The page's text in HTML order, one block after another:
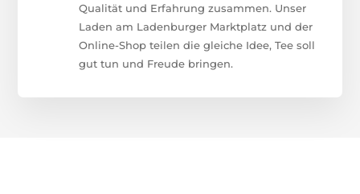
Qualität und Erfahrung zusammen. Unser
Laden am Ladenburger Marktplatz und der
Online-Shop teilen die gleiche Idee, Tee soll
gut tun und Freude bringen.